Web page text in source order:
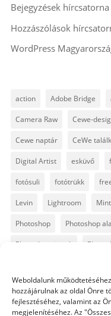
Weboldalunk
hozzájárulnak az oldal Önre
fejlesztéséhez, valamint az
megjelenítéséhez. Az
Bejegyzések hírcsatorna
Hozzászólások
WordPress
action Adobe Bridge
Camera Raw Cewe-
Cewe naptár CeWe
Digital Artist esküvő
fotósuli fotótrükk
Levin Lightroom
Photoshop Photoshop
Photoshop tippek
szövegszerkesztés
videó vintage